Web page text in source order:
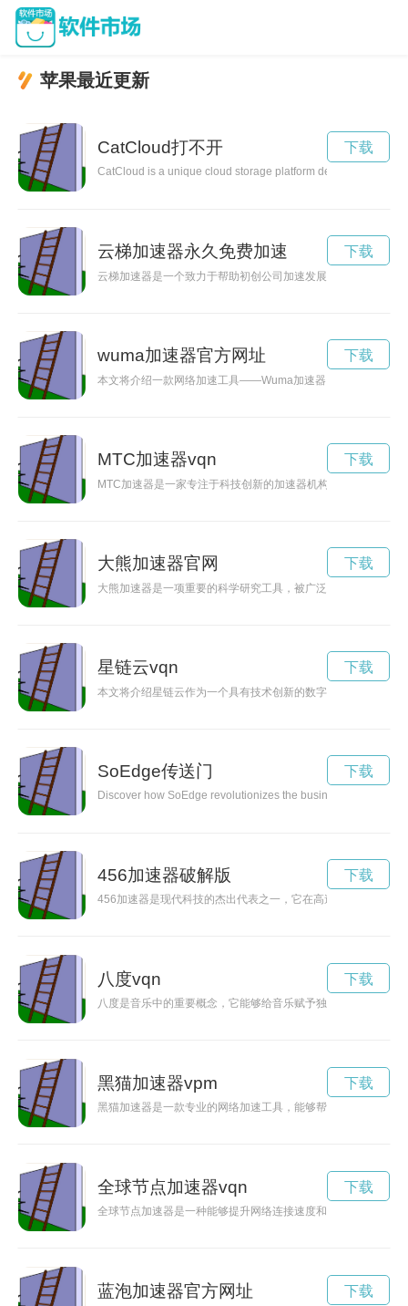
苹果最近更新
CatCloud打不开
CatCloud is a unique cloud storage platform designed for cat
下载
云梯加速器永久免费加速
云梯加速器是一个致力于帮助初创公司加速发展和实现突破的
下载
wuma加速器官方网址
本文将介绍一款网络加速工具——Wuma加速器，它能够帮助你
下载
MTC加速器vqn
MTC加速器是一家专注于科技创新的加速器机构，致力于帮助
下载
大熊加速器官网
大熊加速器是一项重要的科学研究工具，被广泛应用于物理学
下载
星链云vqn
本文将介绍星链云作为一个具有技术创新的数字生态系统的重
下载
SoEdge传送门
Discover how SoEdge revolutionizes the business landscape
下载
456加速器破解版
456加速器是现代科技的杰出代表之一，它在高速发展方面取得
下载
八度vqn
八度是音乐中的重要概念，它能够给音乐赋予独特的美妙和和
下载
黑猫加速器vpm
黑猫加速器是一款专业的网络加速工具，能够帮助用户畅通无
下载
全球节点加速器vqn
全球节点加速器是一种能够提升网络连接速度和稳定性的技术
下载
蓝泡加速器官方网址 下载